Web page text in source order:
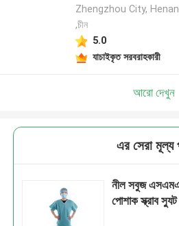
Zhengzhou City,
,চীন
5.0
যাচাইকৃত সরবরাহকারী
আরো দেখুন
এর সেরা মূল্য
নীল সবুজ
পোশাক স্ক্রাব স্যুট